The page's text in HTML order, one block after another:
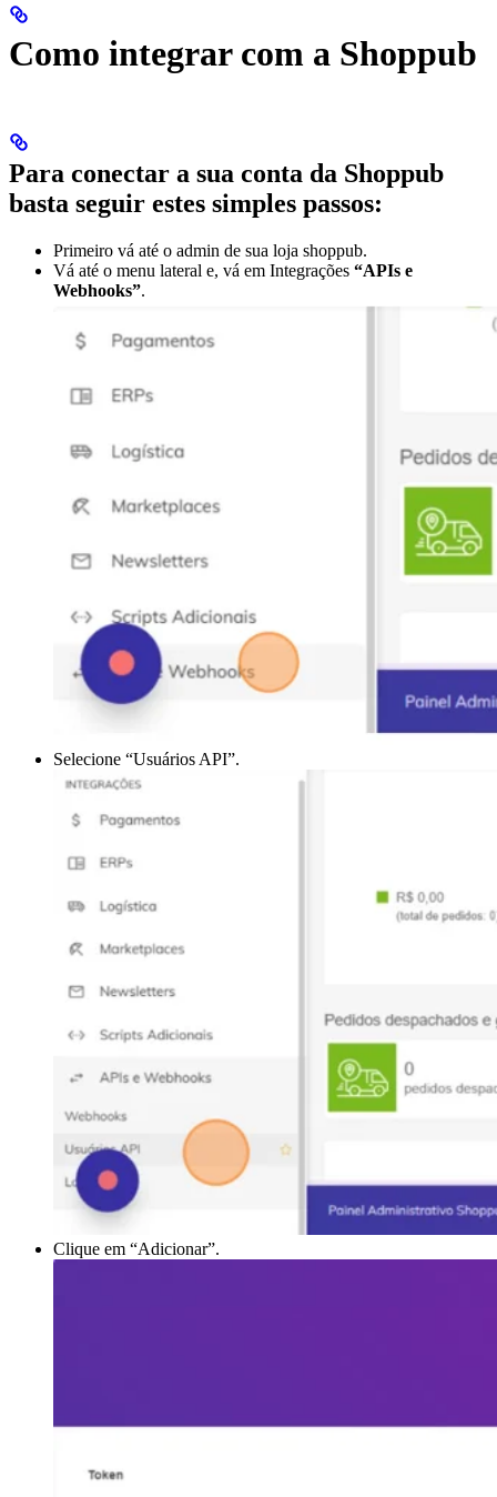
Como integrar com a Shoppub
Para conectar a sua conta da Shoppub
basta seguir estes simples passos:
Primeiro vá até o admin de sua loja shoppub.
Vá até o menu lateral e, vá em Integrações “APIs e
Webhooks”.
Selecione “Usuários API”.
Clique em “Adicionar”.